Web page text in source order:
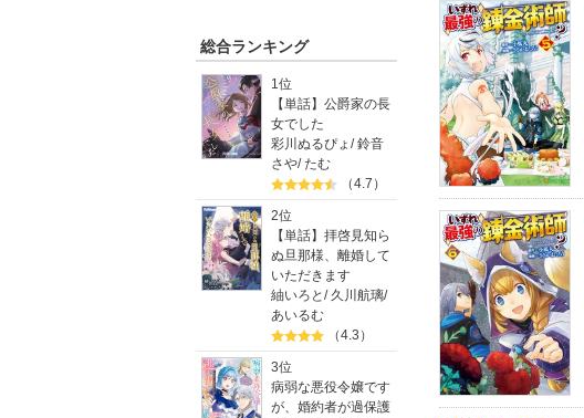
総合ランキング
1位
【単話】公爵家の長
女でした
彩川ぬるぴょ /鈴音
さや/たむ
（4.7）
2位
【単話】拝啓見知ら
ぬ旦那様、離婚して
いただきます
紬いろと / 久川航璃/
あいるむ
（4.3）
3位
病弱な悪役令嬢です
が、婚約者が過保護